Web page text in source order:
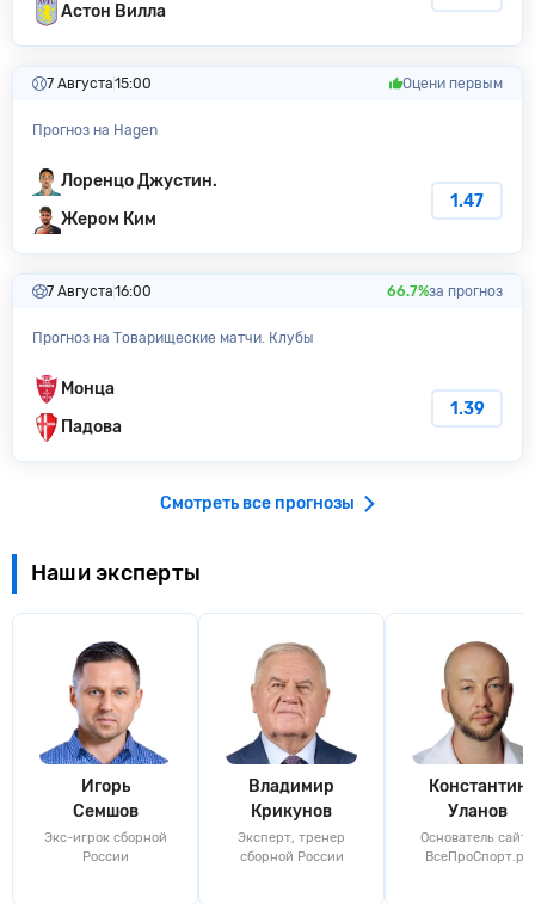
Астон Вилла
7 Августа15:00 Оцени первым
Прогноз на Hagen
Лоренцо Джустин.
Жером Ким
1.47
7 Августа16:00 66.7%за прогноз
Прогноз на Товарищеские матчи. Клубы
Монца
Падова
1.39
Смотреть все прогнозы
Наши эксперты
Игорь
Семшов
Экс-игрок сборной
России
Владимир
Крикунов
Эксперт, тренер
сборной России
Константин
Уланов
Основатель сайта
ВсеПроСпорт.ру